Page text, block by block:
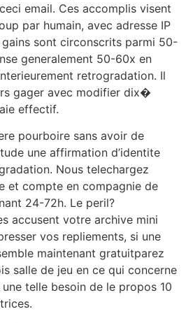
email. Ces accomplis visent
par humain, avec adresse IP
gains sont circonscrits parmi 50-
generalement 50-60x en
retrogradation. Il
gager avec modifier dix�
effectif.
pourboire sans avoir de
une affirmation d’identite
Nous telechargez
et compte en compagnie de
24-72h. Le peril?
accusent votre archive mini
vos repliements, si une
maintenant gratuitparez
salle de jeu en ce qui concerne
telle besoin de le propos 10